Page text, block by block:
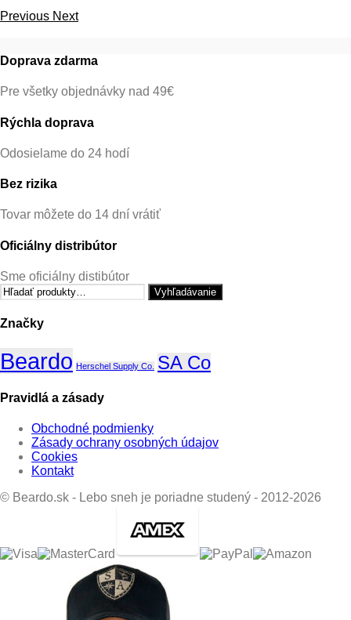
Previous Next
Doprava zdarma
Pre všetky objednávky nad 49€
Rýchla doprava
Odosielame do 24 hodí
Bez rizika
Tovar môžete do 14 dní vrátiť
Oficiálny distribútor
Sme oficiálny distibútor
Hľadať:
Vyhľadávanie
Značky
Beardo Herschel Supply Co. SA Co
Pravidlá a zásady
Obchodné podmienky
Zásady ochrany osobných údajov
Cookies
Kontakt
© Beardo.sk - Lebo sneh je poriadne studený - 2012-2026